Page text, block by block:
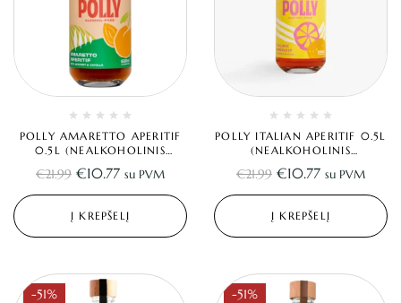
POLLY AMARETTO APERITIF
0.5L (NEALKOHOLINIS
AMARETTO)
€21.99 €10.77 su PVM
Į KREPŠELĮ
POLLY ITALIAN APERITIF 0.5L
(NEALKOHOLINIS
APERITYVAS)
€21.99 €10.77 su PVM
Į KREPŠELĮ
-51% -51%